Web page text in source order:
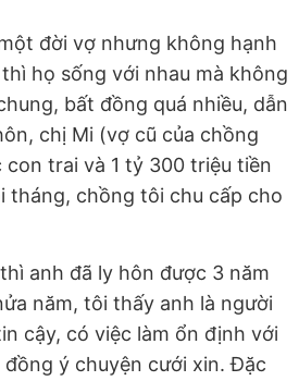
đời vợ nhưng không hạnh
họ sống với nhau mà không
bất đồng quá nhiều, dẫn
chị Mi (vợ cũ của chồng
trai và 1 tỷ 300 triệu tiền
tháng, chồng tôi chu cấp cho
anh đã ly hôn được 3 năm
năm, tôi thấy anh là người
cậy, có việc làm ổn định với
ý chuyện cưới xin. Đặc